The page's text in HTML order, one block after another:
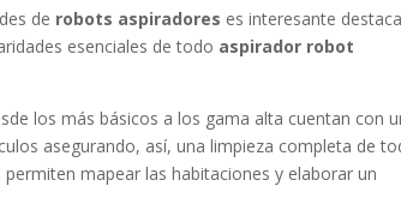
de robots aspiradores es interesante
esenciales de todo aspirador robot
los más básicos a los gama alta cuentan con
asegurando, así, una limpieza completa de
mapear las habitaciones y elaborar un